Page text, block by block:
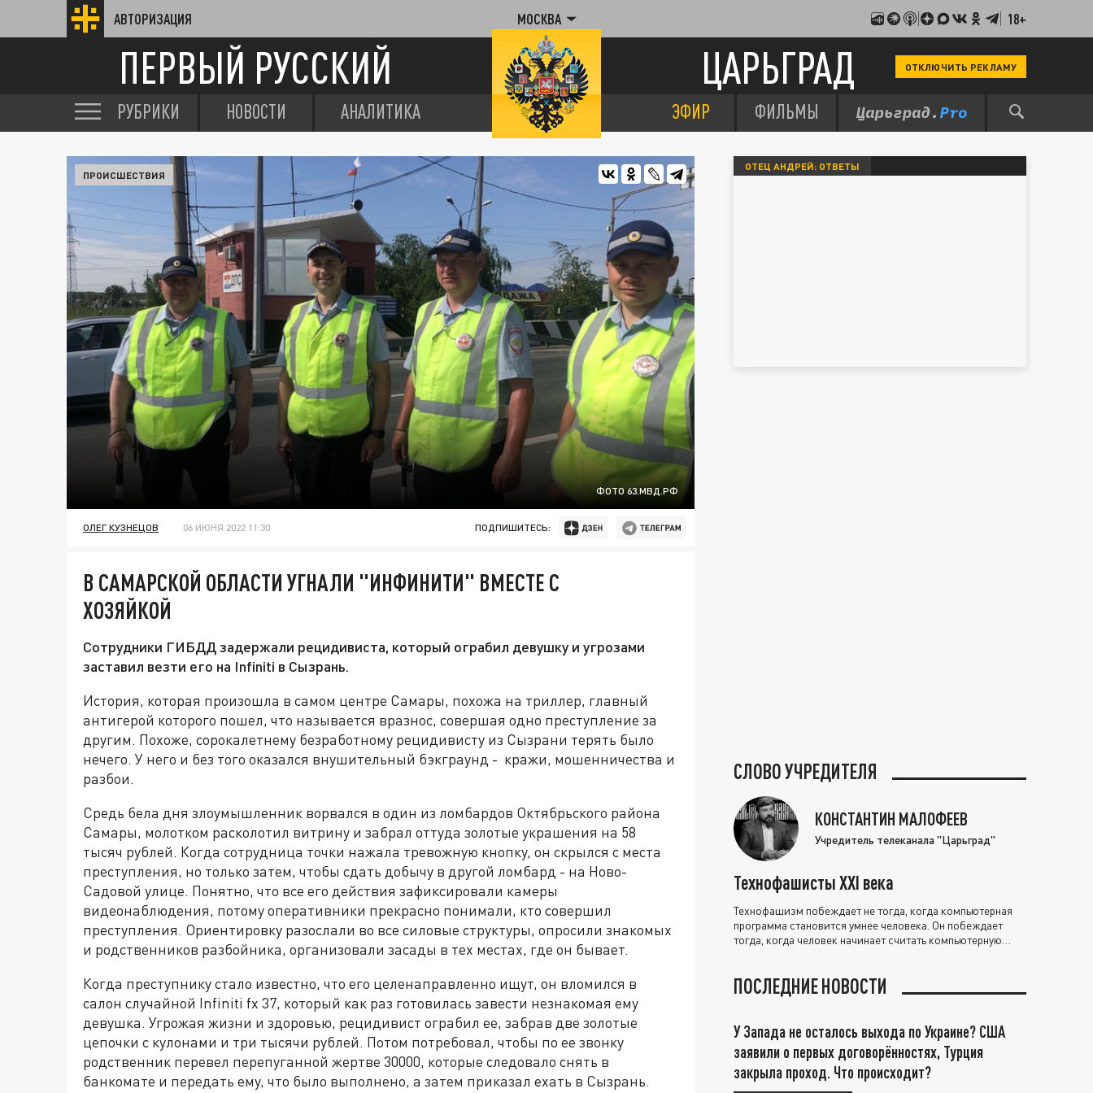
АВТОРИЗАЦИЯ МОСКВА 18+
ПЕРВЫЙ РУССКИЙ ЦАРЬГРАД ОТКЛЮЧИТЬ РЕКЛАМУ
РУБРИКИ НОВОСТИ АНАЛИТИКА ЭФИР ФИЛЬМЫ
ФОТО 63.МВД.РФ
ПРОИСШЕСТВИЯ
ОЛЕГ КУЗНЕЦОВ 06 ИЮНЯ 2022 11:30 ПОДПИШИТЕСЬ:
В САМАРСКОЙ ОБЛАСТИ УГНАЛИ "ИНФИНИТИ" ВМЕСТЕ С
ХОЗЯЙКОЙ
Сотрудники ГИБДД задержали рецидивиста, который ограбил девушку и угрозами
заставил везти его на Infiniti в Сызрань.
История, которая произошла в самом центре Самары, похожа на триллер, главный
антигерой которого пошел, что называется вразнос, совершая одно преступление за
другим. Похоже, сорокалетнему безработному рецидивисту из Сызрани терять было
нечего. У него и без того оказался внушительный бэкграунд - кражи, мошенничества и
разбои.
Средь бела дня злоумышленник ворвался в один из ломбардов Октябрьского района
Самары, молотком расколотил витрину и забрал оттуда золотые украшения на 58
тысяч рублей. Когда сотрудница точки нажала тревожную кнопку, он скрылся с места
преступления, но только затем, чтобы сдать добычу в другой ломбард - на Ново-
Садовой улице. Понятно, что все его действия зафиксировали камеры
видеонаблюдения, потому оперативники прекрасно понимали, кто совершил
преступления. Ориентировку разослали во все силовые структуры, опросили знакомых
и родственников разбойника, организовали засады в тех местах, где он бывает.
Когда преступнику стало известно, что его целенаправленно ищут, он вломился в
салон случайной Infiniti fx 37, который как раз готовилась завести незнакомая ему
девушка. Угрожая жизни и здоровью, рецидивист ограбил ее, забрав две золотые
цепочки с кулонами и три тысячи рублей. Потом потребовал, чтобы по ее звонку
родственник перевел перепуганной жертве 30000, которые следовало снять в
банкомате и передать ему, что было выполнено, а затем приказал ехать в Сызрань.
ОТЕЦ АНДРЕЙ: ОТВЕТЫ
СЛОВО УЧРЕДИТЕЛЯ
КОНСТАНТИН МАЛОФЕЕВ
Учредитель телеканала "Царьград"
Технофашисты XXI века
Технофашизм побеждает не тогда, когда компьютерная
программа становится умнее человека. Он побеждает
тогда, когда человек начинает считать компьютерную
ПОСЛЕДНИЕ НОВОСТИ
У Запада не осталось выхода по Украине? США
заявили о первых договорённостях, Турция
закрыла проход. Что происходит?